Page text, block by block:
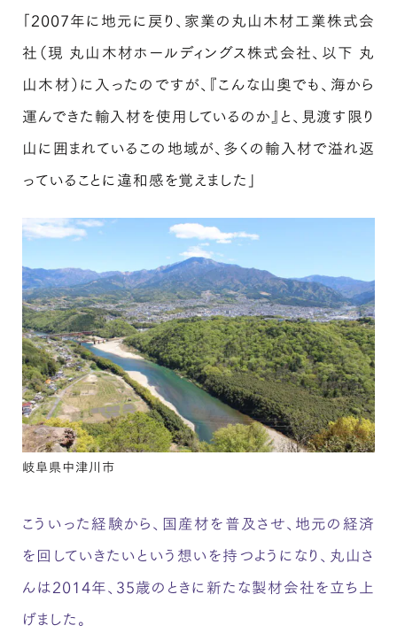
「2007年に地元に戻り、家業の丸山木材工業株式会
社（現 丸山木材ホールディングス株式会社、以下 丸
山木材）に入ったのですが、『こんな山奥でも、海から
運んできた輸入材を使用しているのか』と、見渡す限り
山に囲まれているこの地域が、多くの輸入材で溢れ返
っていることに違和感を覚えました」
岐阜県中津川市
こういった経験から、国産材を普及させ、地元の経済
を回していきたいという想いを持つようになり、丸山さ
んは2014年、35歳のときに新たな製材会社を立ち上
げました。